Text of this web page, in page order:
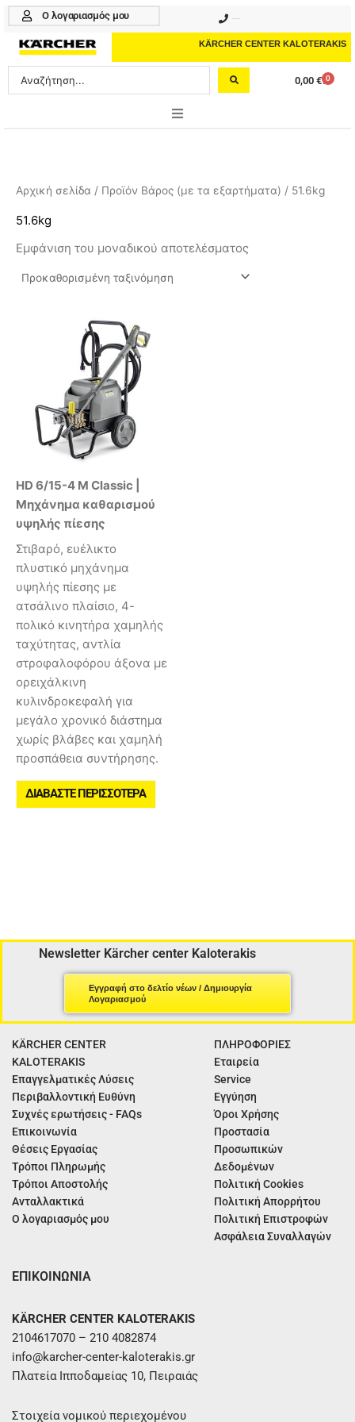
Μετάβαση
περιεχόμενο
Ο λογαριασμός μου
KÄRCHER CENTER KALOTERAKIS
Search
...
0,00 € 0
Cart
PROFESSIONAL
ΑΞΕΣΟΥΑΡ
ΚΑΘΑΡΙΣΤΙΚΑ
Αρχική σελίδα / Προϊόν Βάρος (με τα εξαρτήματα) / 51.6kg
51.6kg
Εμφάνιση του μοναδικού αποτελέσματος
HD 6/15-4 M Classic |
Μηχάνημα καθαρισμού
υψηλής πίεσης
Στιβαρό, ευέλικτο
πλυστικό μηχάνημα
υψηλής πίεσης με
ατσάλινο πλαίσιο, 4-
πολικό κινητήρα χαμηλής
ταχύτητας, αντλία
στροφαλοφόρου άξονα με
ορειχάλκινη
κυλινδροκεφαλή για
μεγάλο χρονικό διάστημα
χωρίς βλάβες και χαμηλή
προσπάθεια συντήρησης.
ΔΙΑΒΆΣΤΕ ΠΕΡΙΣΣΌΤΕΡΑ
Newsletter Kärcher center Kaloterakis
Εγγραφή στο δελτίο νέων / Δημιουργία
Λογαριασμού
KÄRCHER CENTER
KALOTERAKIS
Επαγγελματικές Λύσεις
Περιβαλλοντική Ευθύνη
Συχνές ερωτήσεις - FAQs
Επικοινωνία
Θέσεις Εργασίας
Τρόποι Πληρωμής
Τρόποι Αποστολής
Ανταλλακτικά
Ο λογαριασμός μου
ΠΛΗΡΟΦΟΡΙΕΣ
Εταιρεία
Service
Εγγύηση
Όροι Χρήσης
Προστασία
Προσωπικών
Δεδομένων
Πολιτική Cookies
Πολιτική Απορρήτου
Πολιτική Επιστροφών
Ασφάλεια Συναλλαγών
ΕΠΙΚΟΙΝΩΝΙΑ
KÄRCHER CENTER KALOTERAKIS
2104617070 – 210 4082874
info@karcher-center-kaloterakis.gr
Πλατεία Ιπποδαμείας 10, Πειραιάς
Στοιχεία νομικού περιεχομένου